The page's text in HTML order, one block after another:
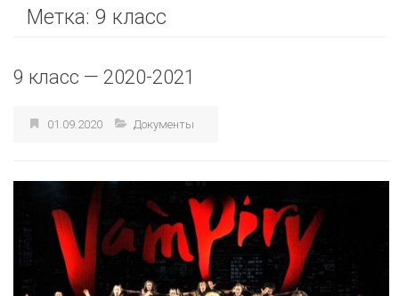
Метка: 9 класс
9 класс — 2020-2021
01.09.2020 Документы